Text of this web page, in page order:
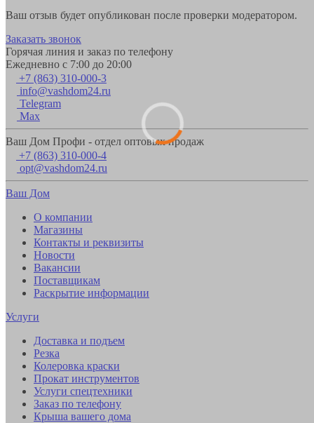
Ваш отзыв будет опубликован после проверки модератором.
Заказать звонок
Горячая линия и заказ по телефону
Ежедневно с 7:00 до 20:00
+7 (863) 310-000-3
info@vashdom24.ru
Telegram
Max
Ваш Дом Профи - отдел оптовых продаж
+7 (863) 310-000-4
opt@vashdom24.ru
Ваш Дом
О компании
Магазины
Контакты и реквизиты
Новости
Вакансии
Поставщикам
Раскрытие информации
Услуги
Доставка и подъем
Резка
Колеровка краски
Прокат инструментов
Услуги спецтехники
Заказ по телефону
Крыша вашего дома